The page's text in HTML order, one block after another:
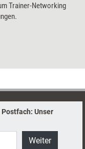
Trainer-Networking
Unser
Weiter